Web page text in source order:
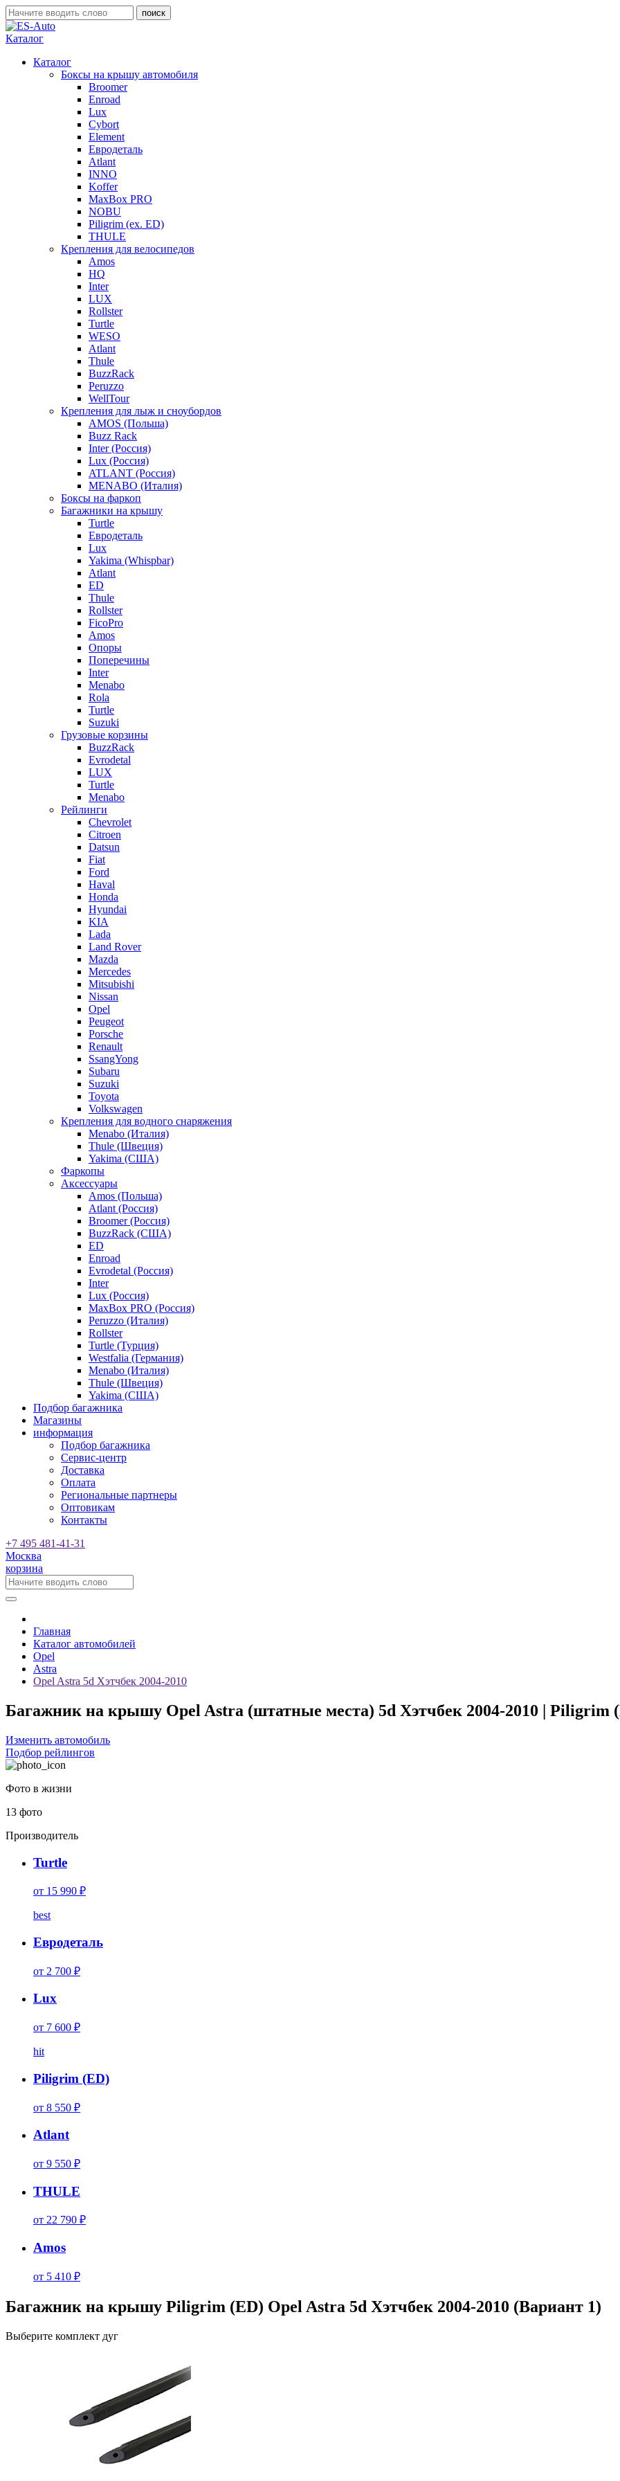
Каталог
Каталог
Боксы на крышу автомобиля
Broomer
Enroad
Lux
Cybort
Element
Евродеталь
Atlant
INNO
Koffer
MaxBox PRO
NOBU
Piligrim (ex. ED)
THULE
Крепления для велосипедов
Amos
HQ
Inter
LUX
Rollster
Turtle
WESO
Atlant
Thule
BuzzRack
Peruzzo
WellTour
Крепления для лыж и сноубордов
AMOS (Польша)
Buzz Rack
Inter (Россия)
Lux (Россия)
ATLANT (Россия)
MENABO (Италия)
Боксы на фаркоп
Багажники на крышу
Turtle
Евродеталь
Lux
Yakima (Whispbar)
Atlant
ED
Thule
Rollster
FicoPro
Amos
Опоры
Поперечины
Inter
Menabo
Rola
Turtle
Suzuki
Грузовые корзины
BuzzRack
Evrodetal
LUX
Turtle
Menabo
Рейлинги
Chevrolet
Citroen
Datsun
Fiat
Ford
Haval
Honda
Hyundai
KIA
Lada
Land Rover
Mazda
Mercedes
Mitsubishi
Nissan
Opel
Peugeot
Porsche
Renault
SsangYong
Subaru
Suzuki
Toyota
Volkswagen
Крепления для водного снаряжения
Menabo (Италия)
Thule (Швеция)
Yakima (США)
Фаркопы
Аксессуары
Amos (Польша)
Atlant (Россия)
Broomer (Россия)
BuzzRack (США)
ED
Enroad
Evrodetal (Россия)
Inter
Lux (Россия)
MaxBox PRO (Россия)
Peruzzo (Италия)
Rollster
Turtle (Турция)
Westfalia (Германия)
Menabo (Италия)
Thule (Швеция)
Yakima (США)
Подбор багажника
Магазины
информация
Подбор багажника
Сервис-центр
Доставка
Оплата
Региональные партнеры
Оптовикам
Контакты
+7 495 481-41-31
Москва
корзина
Главная
Каталог автомобилей
Opel
Astra
Opel Astra 5d Хэтчбек 2004-2010
Багажник на крышу Opel Astra (штатные места) 5d Хэтчбек 2004-2010 | Piligrim
Изменить автомобиль
Подбор рейлингов
Фото в жизни
13 фото
Производитель
Turtle
от 15 990 ₽
best
Евродеталь
от 2 700 ₽
Lux
от 7 600 ₽
hit
Piligrim (ED)
от 8 550 ₽
Atlant
от 9 550 ₽
THULE
от 22 790 ₽
Amos
от 5 410 ₽
Багажник на крышу Piligrim (ED) Opel Astra 5d Хэтчбек 2004-2010 (Вариант 1)
Выберите комплект дуг